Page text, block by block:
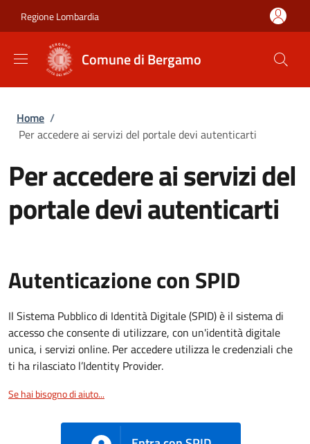
Regione Lombardia
Comune di Bergamo
Briciole di pane
Home /
Per accedere ai servizi del portale devi autenticarti
Per accedere ai servizi del
portale devi autenticarti
Autenticazione con SPID
Il Sistema Pubblico di Identità Digitale (SPID) è il sistema di
accesso che consente di utilizzare, con un'identità digitale
unica, i servizi online. Per accedere utilizza le credenziali che
ti ha rilasciato l’Identity Provider.
Se hai bisogno di aiuto...